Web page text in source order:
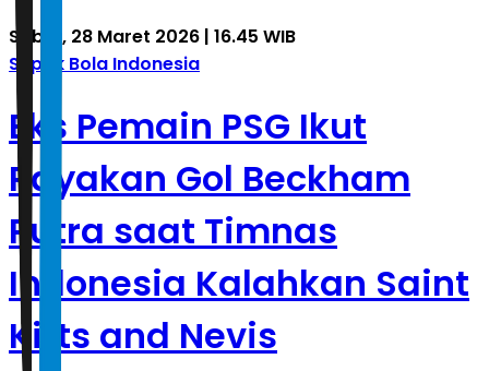
Sabtu, 28 Maret 2026 | 16.45 WIB
Sepak Bola Indonesia
Eks Pemain PSG Ikut
Rayakan Gol Beckham
Putra saat Timnas
Indonesia Kalahkan Saint
Kitts and Nevis